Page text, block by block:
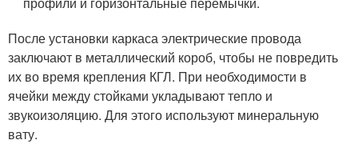
После установки каркаса электрические провода
заключают в металлический короб, чтобы не повредить
их во время крепления КГЛ. При необходимости в
ячейки между стойками укладывают тепло и
звукоизоляцию. Для этого используют минеральную
вату.